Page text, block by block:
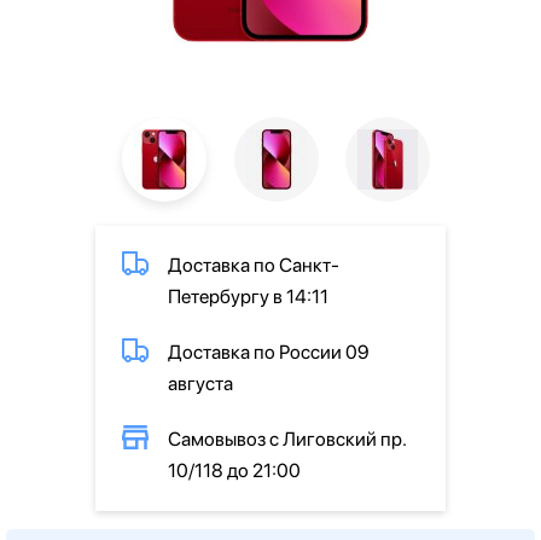
Доставка по Санкт-
Петербургу в 14:11
Доставка по России 09
августа
Самовывоз с Лиговский пр.
10/118 до 21:00